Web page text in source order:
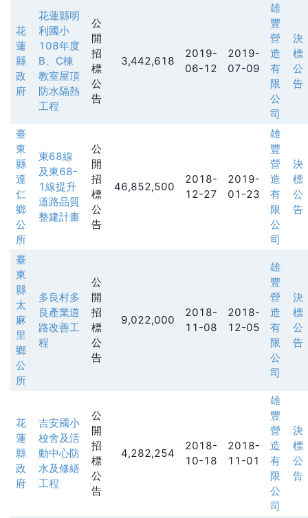
花
蓮
縣
政
府
花蓮縣明
利國小
108年度
B、C棟
教室屋頂
防水隔熱
工程
公
開
招
標
公
告
3,442,618
2019-
06-12
2019-
07-09
雄
豐
營
造
有
限
公
司
決
標
公
告
臺
東
縣
達
仁
鄉
公
所
東68線
及東68-
1線提升
道路品質
整建計畫
公
開
招
標
公
告
46,852,500
2018-
12-27
2019-
01-23
雄
豐
營
造
有
限
公
司
決
標
公
告
臺
東
縣
太
麻
里
鄉
公
所
多良村多
良產業道
路改善工
程
公
開
招
標
公
告
9,022,000
2018-
11-08
2018-
12-05
雄
豐
營
造
有
限
公
司
決
標
公
告
花
蓮
縣
政
府
吉安國小
校舍及活
動中心防
水及修繕
工程
公
開
招
標
公
告
4,282,254
2018-
10-18
2018-
11-01
雄
豐
營
造
有
限
公
司
決
標
公
告